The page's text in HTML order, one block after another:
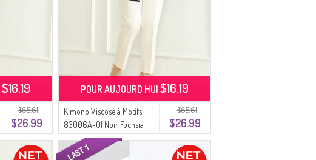
$65.61
$26.99
$16.19
$65.61
$26.99
Kimono Viscose à Motifs
83006A-01 Noir Fuchsia
POUR AUJOURD HUI$16.19